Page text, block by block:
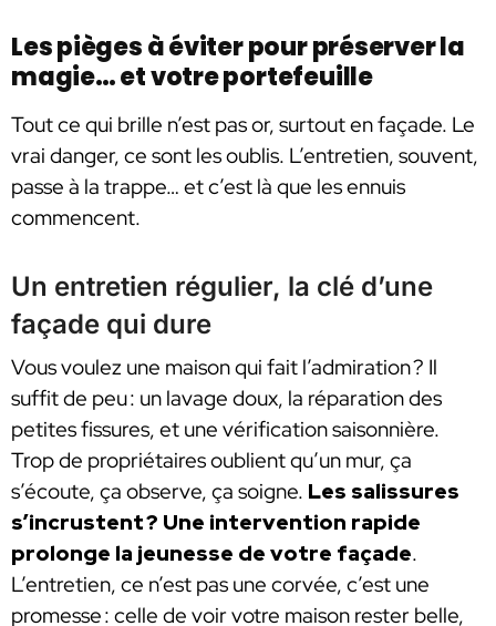
Les pièges à éviter pour préserver la
magie… et votre portefeuille
Tout ce qui brille n’est pas or, surtout en façade. Le
vrai danger, ce sont les oublis. L’entretien, souvent,
passe à la trappe… et c’est là que les ennuis
commencent.
Un entretien régulier, la clé d’une
façade qui dure
Vous voulez une maison qui fait l’admiration ? Il
suffit de peu : un lavage doux, la réparation des
petites fissures, et une vérification saisonnière.
Trop de propriétaires oublient qu’un mur, ça
s’écoute, ça observe, ça soigne. Les salissures
s’incrustent ? Une intervention rapide
prolonge la jeunesse de votre façade.
L’entretien, ce n’est pas une corvée, c’est une
promesse : celle de voir votre maison rester belle,